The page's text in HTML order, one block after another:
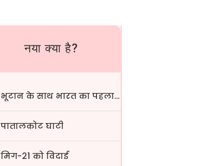
नया क्या है?
भूटान के साथ भारत का पहला सीमा...
पातालकोट घाटी
मिग-21 को विदाई